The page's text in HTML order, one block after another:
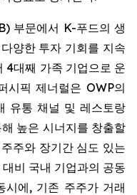
부문에서 K-푸드의 생
양한 투자 기회를 지속
4대째 가족 기업으로 운
시픽 제너럴은 OWP의
유통 채널 및 레스토랑
높은 시너지를 창출할
주와 장기간 심도 있는
비 국내 기업과의 공동
시에, 기존 주주가 거래